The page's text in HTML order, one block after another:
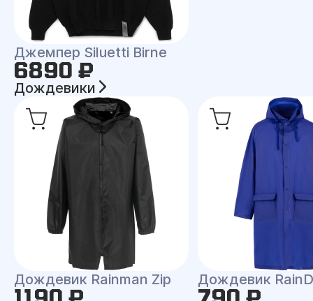
Джемпер Siluetti Birne
6890 ₽
Дождевики
Дождевик Rainman Zip Дождевик